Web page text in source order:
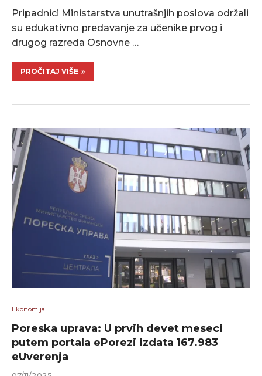
Pripadnici Ministarstva unutrašnjih poslova održali
su edukativno predavanje za učenike prvog i
drugog razreda Osnovne …
PROČITAJ VIŠE
Ekonomija
Poreska uprava: U prvih devet meseci
putem portala ePorezi izdata 167.983
eUverenja